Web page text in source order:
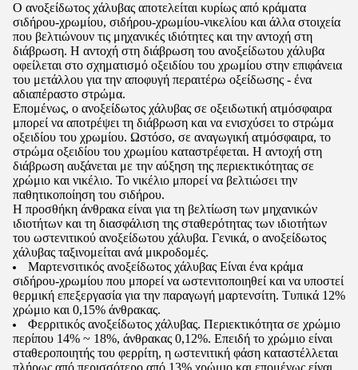
Ο ανοξείδωτος χάλυβας αποτελείται κυρίως από κράματα
σιδήρου-χρωμίου, σιδήρου-χρωμίου-νικελίου και άλλα στοιχεία
που βελτιώνουν τις μηχανικές ιδιότητες και την αντοχή στη
διάβρωση. Η αντοχή στη διάβρωση του ανοξείδωτου χάλυβα
οφείλεται στο σχηματισμό οξειδίου του χρωμίου στην επιφάνεια
του μετάλλου για την αποφυγή περαιτέρω οξείδωσης - ένα
αδιαπέραστο στρώμα.
Επομένως, ο ανοξείδωτος χάλυβας σε οξειδωτική ατμόσφαιρα
μπορεί να αποτρέψει τη διάβρωση και να ενισχύσει το στρώμα
οξειδίου του χρωμίου. Ωστόσο, σε αναγωγική ατμόσφαιρα, το
στρώμα οξειδίου του χρωμίου καταστρέφεται. Η αντοχή στη
διάβρωση αυξάνεται με την αύξηση της περιεκτικότητας σε
χρώμιο και νικέλιο. Το νικέλιο μπορεί να βελτιώσει την
παθητικοποίηση του σιδήρου.
Η προσθήκη άνθρακα είναι για τη βελτίωση των μηχανικών
ιδιοτήτων και τη διασφάλιση της σταθερότητας των ιδιοτήτων
του ωστενιτικού ανοξείδωτου χάλυβα. Γενικά, ο ανοξείδωτος
χάλυβας ταξινομείται ανά μικροδομές.
Μαρτενσιτικός ανοξείδωτος χάλυβας Είναι ένα κράμα
σιδήρου-χρωμίου που μπορεί να ωστενιτοποιηθεί και να υποστεί
θερμική επεξεργασία για την παραγωγή μαρτενσίτη. Τυπικά 12%
χρώμιο και 0,15% άνθρακας.
Φερριτικός ανοξείδωτος χάλυβας. Περιεκτικότητα σε χρώμιο
περίπου 14% ~ 18%, άνθρακας 0,12%. Επειδή το χρώμιο είναι
σταθεροποιητής του φερρίτη, η ωστενιτική φάση καταστέλλεται